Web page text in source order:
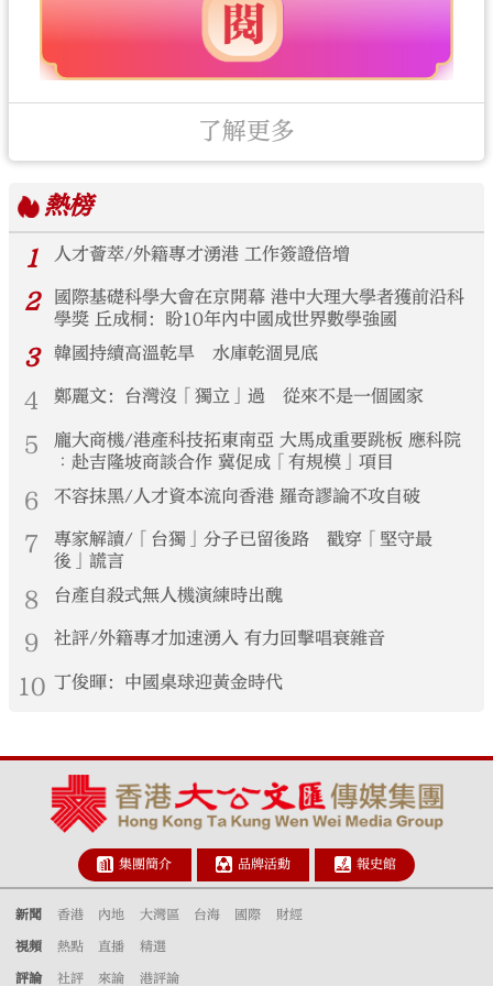
了解更多
熱榜
1
人才薈萃/外籍專才湧港 工作簽證倍增
2
國際基礎科學大會在京開幕 港中大理大學者獲前沿科
學獎 丘成桐：盼10年內中國成世界數學強國
3 韓國持續高溫乾旱 水庫乾涸見底
4 鄭麗文：台灣沒「獨立」過 從來不是一個國家
5
龐大商機/港產科技拓東南亞 大馬成重要跳板 應科院
︰赴吉隆坡商談合作 冀促成「有規模」項目
6 不容抹黑/人才資本流向香港 羅奇謬論不攻自破
7
專家解讀/「台獨」分子已留後路 戳穿「堅守最
後」謊言
8 台產自殺式無人機演練時出醜
9 社評/外籍專才加速湧入 有力回擊唱衰雜音
10 丁俊暉：中國桌球迎黃金時代
集團簡介 品牌活動 報史館
新聞 香港 內地 大灣區 台海 國際 財經
視頻 熱點 直播 精選
評論 社評 來論 港評論